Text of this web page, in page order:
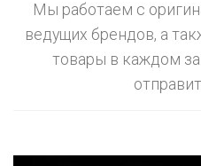
Мы работаем с
ведущих брендов, а
товары в каждом